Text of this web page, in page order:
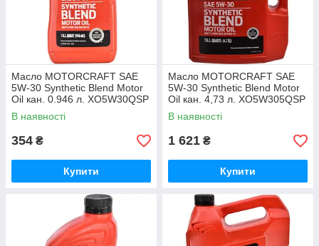
Масло MOTORCRAFT SAE
5W-30 Synthetic Blend Motor
Oil кан. 0.946 л. XO5W30QSP
В наявності
354 ₴
Купити
Масло MOTORCRAFT SAE
5W-30 Synthetic Blend Motor
Oil кан. 4,73 л. XO5W305QSP
В наявності
1 621 ₴
Купити